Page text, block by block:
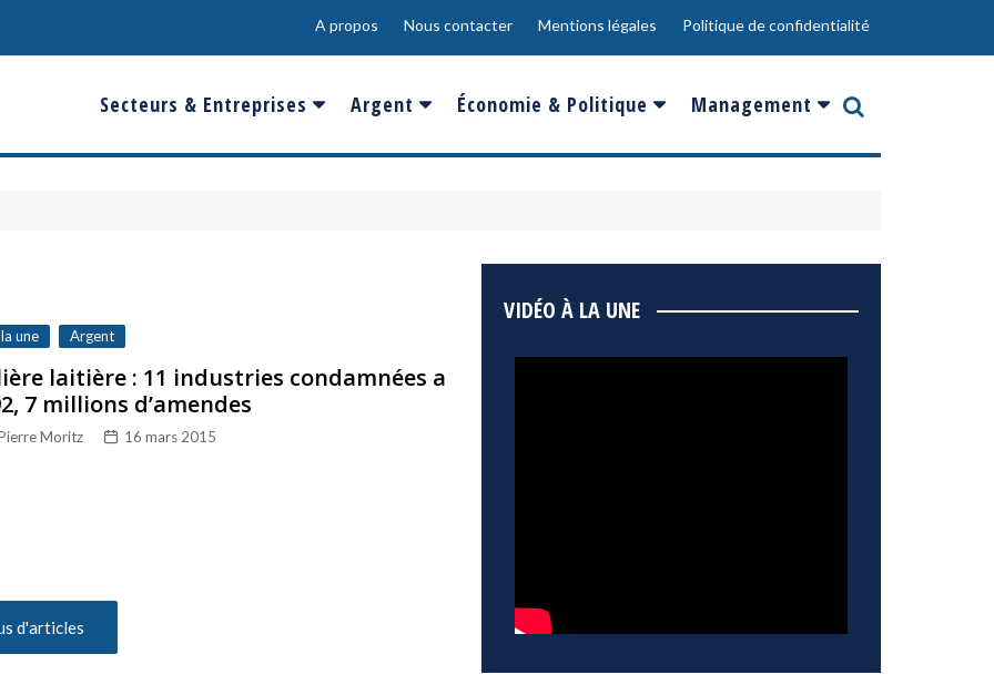
A propos Nous contacter Mentions légales Politique de confidentialité
Secteurs & Entreprises
Banques & Finances
Défense & Aéronautique
Santé & Biotechnologie
Technologies & Médias
Argent
Salaire
Epargne & Placements
Économie & Politique
France
Management
Innovation
une Argent
laitière : 11 industries condamnées a
7 millions d’amendes
Moritz 16 mars 2015
d'articles
VIDÉO À LA UNE